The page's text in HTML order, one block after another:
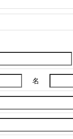
名